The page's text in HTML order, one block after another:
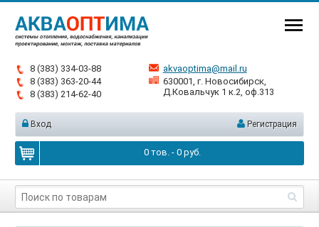
8 (383) 334-03-88
8 (383) 363-20-44
8 (383) 214-62-40
akvaoptima@mail.ru
630001, г. Новосибирск,
Д.Ковальчук 1 к.2, оф.313
Вход Регистрация
0тов. - 0руб.